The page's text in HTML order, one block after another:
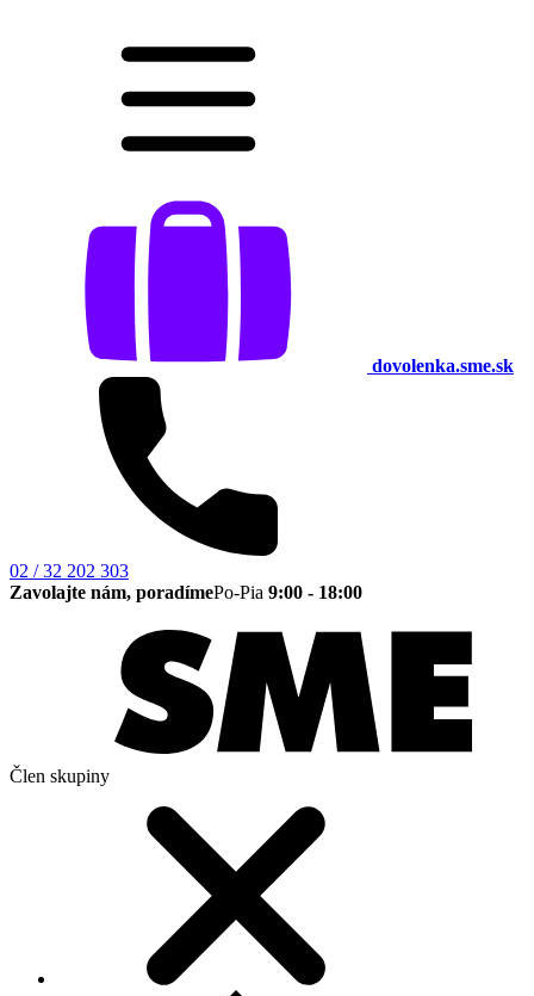
dovolenka.sme.sk
02 / 32 202 303
Zavolajte nám, poradímePo-Pia 9:00 - 18:00
Člen skupiny